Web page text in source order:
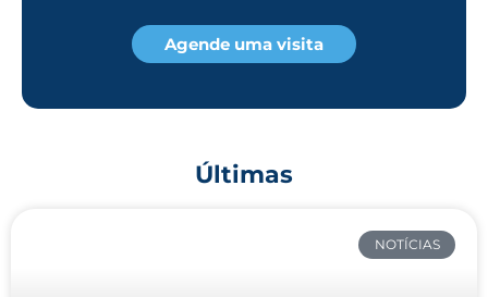
Agende uma visita
Últimas
NOTÍCIAS